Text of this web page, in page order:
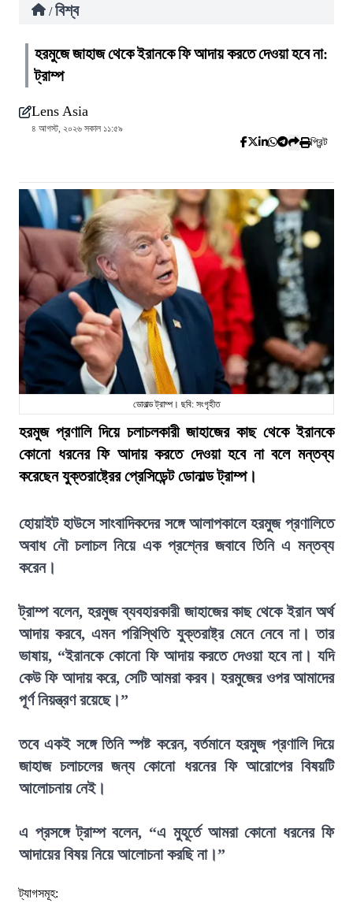
/ বিশ্ব
হরমুজে জাহাজ থেকে ইরানকে ফি আদায় করতে দেওয়া হবে না:
ট্রাম্প
Lens Asia
৪ আগস্ট, ২০২৬ সকাল ১১:৫৯
প্রিন্ট
ডোনাল্ড ট্রাম্প। ছবি: সংগৃহীত
হরমুজ প্রণালি দিয়ে চলাচলকারী জাহাজের কাছ থেকে ইরানকে
কোনো ধরনের ফি আদায় করতে দেওয়া হবে না বলে মন্তব্য
করেছেন যুক্তরাষ্ট্রের প্রেসিডেন্ট ডোনাল্ড ট্রাম্প।
হোয়াইট হাউসে সাংবাদিকদের সঙ্গে আলাপকালে হরমুজ প্রণালিতে
অবাধ নৌ চলাচল নিয়ে এক প্রশ্নের জবাবে তিনি এ মন্তব্য
করেন।
ট্রাম্প বলেন, হরমুজ ব্যবহারকারী জাহাজের কাছ থেকে ইরান অর্থ
আদায় করবে, এমন পরিস্থিতি যুক্তরাষ্ট্র মেনে নেবে না। তার
ভাষায়, “ইরানকে কোনো ফি আদায় করতে দেওয়া হবে না। যদি
কেউ ফি আদায় করে, সেটি আমরা করব। হরমুজের ওপর আমাদের
পূর্ণ নিয়ন্ত্রণ রয়েছে।”
তবে একই সঙ্গে তিনি স্পষ্ট করেন, বর্তমানে হরমুজ প্রণালি দিয়ে
জাহাজ চলাচলের জন্য কোনো ধরনের ফি আরোপের বিষয়টি
আলোচনায় নেই।
এ প্রসঙ্গে ট্রাম্প বলেন, “এ মুহূর্তে আমরা কোনো ধরনের ফি
আদায়ের বিষয় নিয়ে আলোচনা করছি না।”
ট্যাগসমূহ: